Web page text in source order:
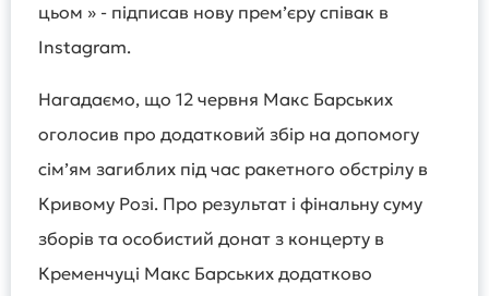
цьом » - підписав нову премʼєру співак в
Instagram.
Нагадаємо, що 12 червня Макс Барських
оголосив про додатковий збір на допомогу
сімʼям загиблих під час ракетного обстрілу в
Кривому Розі. Про результат і фінальну суму
зборів та особистий донат з концерту в
Кременчуці Макс Барських додатково